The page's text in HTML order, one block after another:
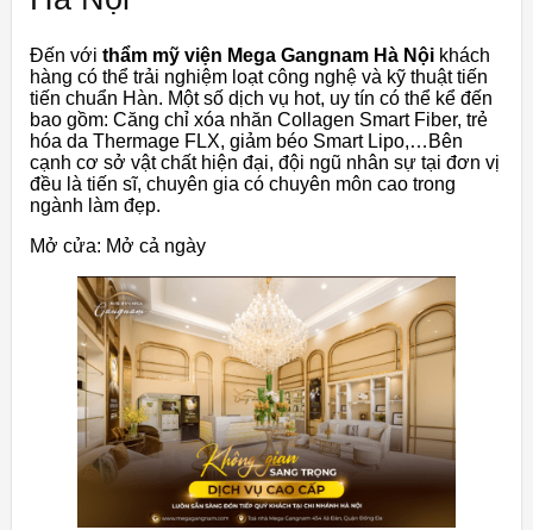
Đến với thẩm mỹ viện Mega Gangnam Hà Nội khách
hàng có thể trải nghiệm loạt công nghệ và kỹ thuật tiến
tiến chuẩn Hàn. Một số dịch vụ hot, uy tín có thể kể đến
bao gồm: Căng chỉ xóa nhăn Collagen Smart Fiber, trẻ
hóa da Thermage FLX, giảm béo Smart Lipo,…Bên
cạnh cơ sở vật chất hiện đại, đội ngũ nhân sự tại đơn vị
đều là tiến sĩ, chuyên gia có chuyên môn cao trong
ngành làm đẹp.
Mở cửa: Mở cả ngày